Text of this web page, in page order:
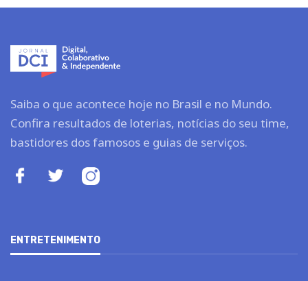
Saiba o que acontece hoje no Brasil e no Mundo.
Confira resultados de loterias, notícias do seu time,
bastidores dos famosos e guias de serviços.
ENTRETENIMENTO